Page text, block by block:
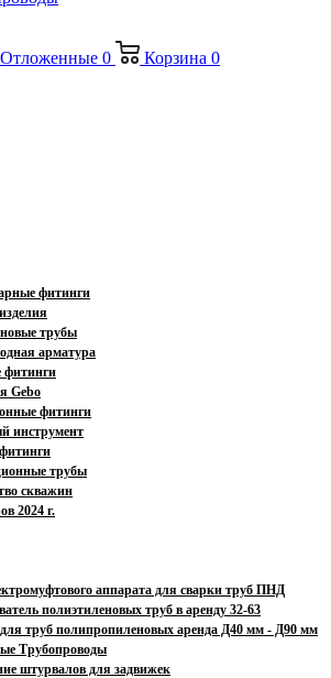
Отложенные 0 Корзина 0
фитинги
трубы
арматура
Gebo
фитинги
инструмент
трубы
скважин
2024 г.
аппарата для сварки труб ПНД
полиэтиленовых труб в аренду 32-63
труб полипропиленовых аренда Д40 мм - Д90 мм
Трубопроводы
штурвалов для задвижек